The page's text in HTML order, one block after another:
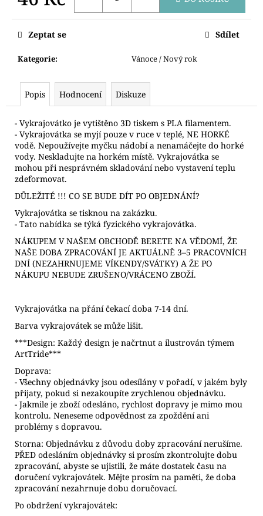
Kategorie: Vánoce / Nový rok
Zeptat se Sdílet
Popis Hodnocení Diskuze
- Vykrajovátko je vytištěno 3D tiskem s PLA filamentem.
- Vykrajovátka se myjí pouze v ruce v teplé, NE HORKÉ
vodě. Nepoužívejte myčku nádobí a nenamáčejte do horké
vody. Neskladujte na horkém místě. Vykrajovátka se
mohou při nesprávném skladování nebo vystavení teplu
zdeformovat.
DŮLEŽITÉ !!! CO SE BUDE DÍT PO OBJEDNÁNÍ?
Vykrajovátka se tisknou na zakázku.
- Tato nabídka se týká fyzického vykrajovátka.
NÁKUPEM V NAŠEM OBCHODĚ BERETE NA VĚDOMÍ, ŽE
NAŠE DOBA ZPRACOVÁNÍ JE AKTUÁLNĚ 3–5 PRACOVNÍCH
DNÍ (NEZAHRNUJEME VÍKENDY/SVÁTKY) A ŽE PO
NÁKUPU NEBUDE ZRUŠENO/VRÁCENO ZBOŽÍ.
Vykrajovátka na přání čekací doba 7-14 dní.
Barva vykrajovátek se může lišit.
***Design: Každý design je načrtnut a ilustrován týmem
ArtTride***
Doprava:
- Všechny objednávky jsou odesílány v pořadí, v jakém byly
přijaty, pokud si nezakoupíte zrychlenou objednávku.
- Jakmile je zboží odesláno, rychlost dopravy je mimo mou
kontrolu. Neneseme odpovědnost za zpoždění ani
problémy s dopravou.
Storna: Objednávku z důvodu doby zpracování nerušíme.
PŘED odesláním objednávky si prosím zkontrolujte dobu
zpracování, abyste se ujistili, že máte dostatek času na
doručení vykrajovátek. Mějte prosím na paměti, že doba
zpracování nezahrnuje dobu doručovací.
Po obdržení vykrajovátek:
u
m
e
VYKRAJOVÁTKO
86
Kč